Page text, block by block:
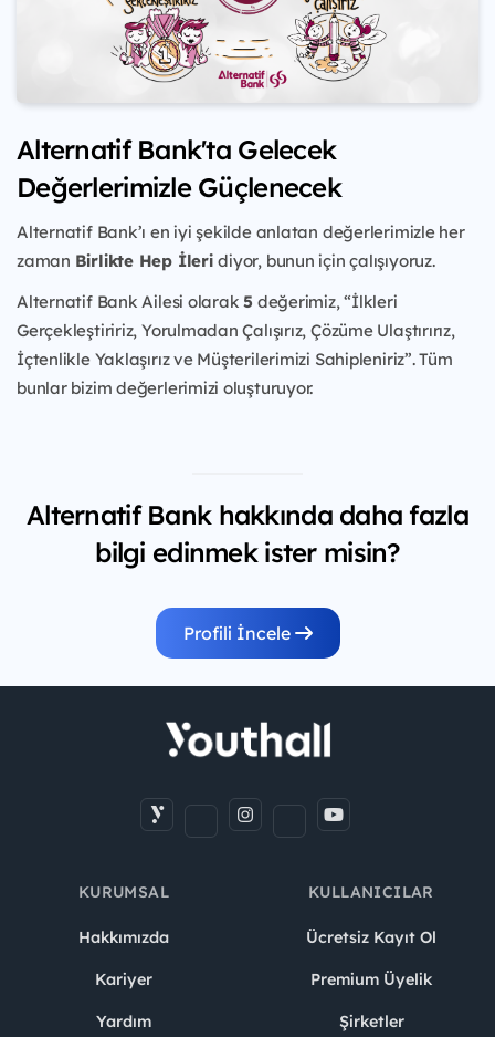
Alternatif Bank'ta Gelecek
Değerlerimizle Güçlenecek
Alternatif Bank’ı en iyi şekilde anlatan değerlerimizle her
zaman Birlikte Hep İleridiyor, bunun için çalışıyoruz.
Alternatif Bank Ailesi olarak5 değerimiz, “İlkleri
Gerçekleştiririz, Yorulmadan Çalışırız, Çözüme Ulaştırırız,
İçtenlikle Yaklaşırız ve Müşterilerimizi Sahipleniriz”. Tüm
bunlar bizim değerlerimizi oluşturuyor.
Alternatif Bank hakkında daha fazla
bilgi edinmek ister misin?
Profili İncele
KURUMSAL
Hakkımızda
Kariyer
Yardım
KULLANICILAR
Ücretsiz Kayıt Ol
Premium Üyelik
Şirketler